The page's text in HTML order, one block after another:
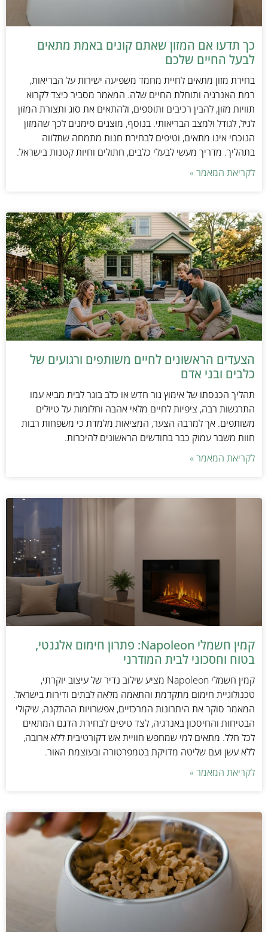
כך תדעו אם המזון שאתם קונים באמת מתאים
לבעל החיים שלכם
בחירת מזון מתאים לחיית מחמד משפיעה ישירות על הבריאות,
רמת האנרגיה ותוחלת החיים שלה. המאמר מסביר כיצד לקרוא
תוויות מזון, להבין רכיבים ותוספים, ולהתאים את סוג ותצורת המזון
לגיל, לגודל ולמצב הבריאותי. בנוסף, מוצגים סימנים לכך שהמזון
הנוכחי אינו מתאים, וטיפים לבחירת חנות מתמחה שתלווה
בתהליך. מדריך מעשי לבעלי כלבים, חתולים וחיות קטנות בישראל.
לקריאת המאמר »
הצעדים הראשונים לחיים משותפים ורגועים של
כלבים ובני אדם
תהליך הכנסתו של אימוץ גור חדש או כלב בוגר לבית מביא עמו
התרגשות רבה, ציפיות לחיים מלאי אהבה וחלומות על טיולים
משותפים. אך למרבה הצער, המציאות מלמדת כי משפחות רבות
חוות משבר עמוק כבר בחודשים הראשונים להיכרות.
לקריאת המאמר »
קמין חשמלי Napoleon: פתרון חימום אלגנטי,
בטוח וחסכוני לבית המודרני
קמין חשמלי Napoleon מציע שילוב נדיר של עיצוב יוקרתי,
טכנולוגיית חימום מתקדמת והתאמה מלאה לבתים ודירות בישראל.
המאמר סוקר את היתרונות המרכזיים, אפשרויות ההתקנה, שיקולי
הבטיחות והחיסכון באנרגיה, לצד טיפים לבחירת הדגם המתאים
לכל חלל. מתאים למי שמחפש חוויית אש דקורטיבית ללא ארובה,
ללא עשן ועם שליטה מדויקת בטמפרטורה ובעוצמת האור.
לקריאת המאמר »